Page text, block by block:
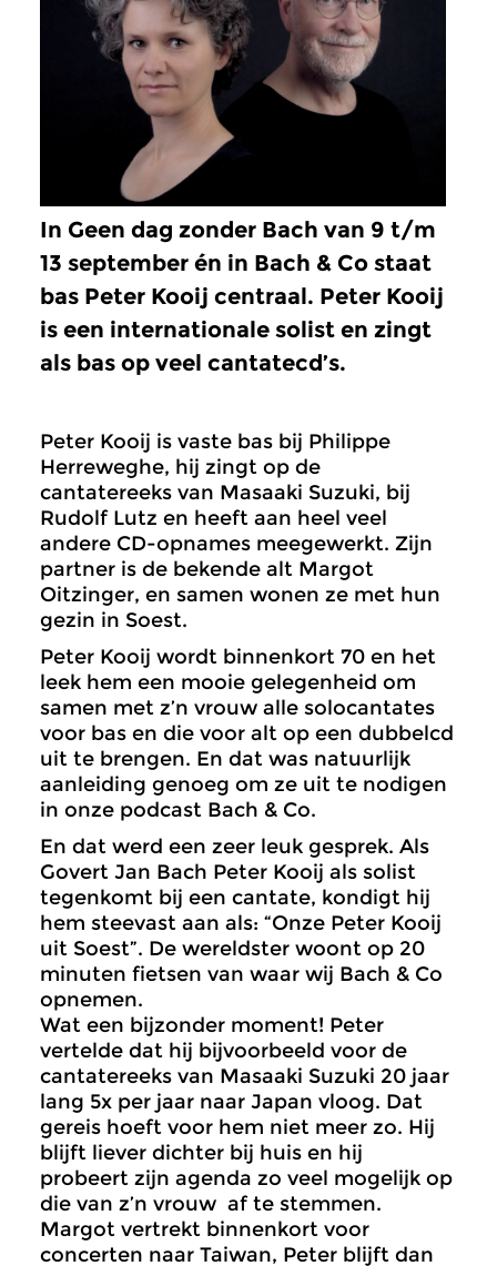
In Geen dag zonder Bach van 9 t/m
13 september én in Bach & Co staat
bas Peter Kooij centraal. Peter Kooij
is een internationale solist en zingt
als bas op veel cantatecd’s.
Peter Kooij is vaste bas bij Philippe
Herreweghe, hij zingt op de
cantatereeks van Masaaki Suzuki, bij
Rudolf Lutz en heeft aan heel veel
andere CD-opnames meegewerkt. Zijn
partner is de bekende alt Margot
Oitzinger, en samen wonen ze met hun
gezin in Soest.
Peter Kooij wordt binnenkort 70 en het
leek hem een mooie gelegenheid om
samen met z’n vrouw alle solocantates
voor bas en die voor alt op een dubbelcd
uit te brengen. En dat was natuurlijk
aanleiding genoeg om ze uit te nodigen
in onze podcast Bach & Co.
En dat werd een zeer leuk gesprek. Als
Govert Jan Bach Peter Kooij als solist
tegenkomt bij een cantate, kondigt hij
hem steevast aan als: “Onze Peter Kooij
uit Soest”. De wereldster woont op 20
minuten fietsen van waar wij Bach & Co
opnemen.
Wat een bijzonder moment! Peter
vertelde dat hij bijvoorbeeld voor de
cantatereeks van Masaaki Suzuki 20 jaar
lang 5x per jaar naar Japan vloog. Dat
gereis hoeft voor hem niet meer zo. Hij
blijft liever dichter bij huis en hij
probeert zijn agenda zo veel mogelijk op
die van z’n vrouw af te stemmen.
Margot vertrekt binnenkort voor
concerten naar Taiwan, Peter blijft dan